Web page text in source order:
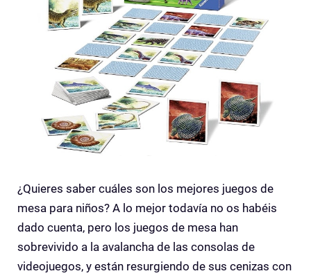
¿Quieres saber cuáles son los mejores juegos de
mesa para niños? A lo mejor todavía no os habéis
dado cuenta, pero los juegos de mesa han
sobrevivido a la avalancha de las consolas de
videojuegos, y están resurgiendo de sus cenizas con